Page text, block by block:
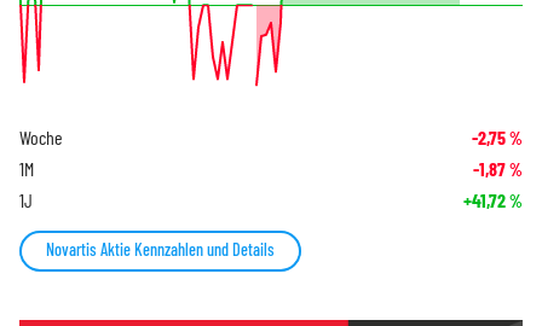
Woche -2,75%
1M -1,87%
1J +41,72%
Novartis Aktie Kennzahlen und Details